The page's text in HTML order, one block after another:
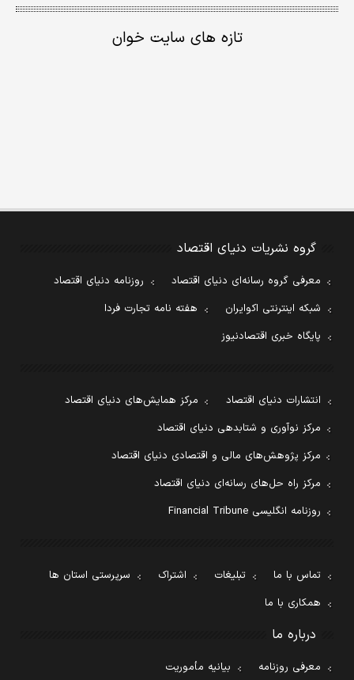
تازه های سایت خوان
گروه نشریات دنیای اقتصاد
معرفی گروه رسانه‌ای دنیای اقتصاد
روزنامه دنیای اقتصاد
شبکه اینترنتی اکوایران
هفته نامه تجارت فردا
پایگاه خبری اقتصادنیوز
انتشارات دنیای اقتصاد
مرکز همایش‌های دنیای اقتصاد
مرکز نوآوری و شتابدهی دنیای اقتصاد
مرکز پژوهش‌های مالی و اقتصادی دنیای اقتصاد
مرکز راه حل‌های رسانه‌ای دنیای اقتصاد
روزنامه انگلیسی Financial Tribune
تماس با ما تبلیغات اشتراک
سرپرستی استان ها
همکاری با ما
درباره ما
معرفی روزنامه بیانیه مأموریت